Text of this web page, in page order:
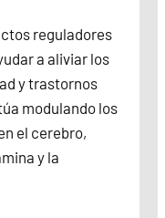
reguladores
a aliviar los
y trastornos
modulando los
el cerebro,
y la